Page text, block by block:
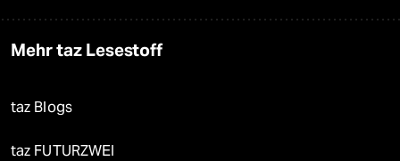
Mehr taz Lesestoff
taz Blogs
taz FUTURZWEI